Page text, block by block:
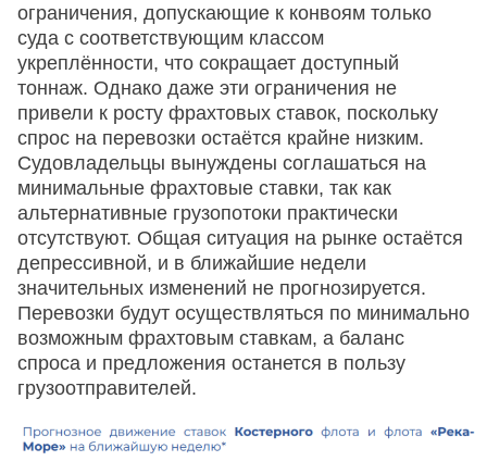
ограничения, допускающие к конвоям только
суда с соответствующим классом
укреплённости, что сокращает доступный
тоннаж. Однако даже эти ограничения не
привели к росту фрахтовых ставок, поскольку
спрос на перевозки остаётся крайне низким.
Судовладельцы вынуждены соглашаться на
минимальные фрахтовые ставки, так как
альтернативные грузопотоки практически
отсутствуют. Общая ситуация на рынке остаётся
депрессивной, и в ближайшие недели
значительных изменений не прогнозируется.
Перевозки будут осуществляться по минимально
возможным фрахтовым ставкам, а баланс
спроса и предложения останется в пользу
грузоотправителей.